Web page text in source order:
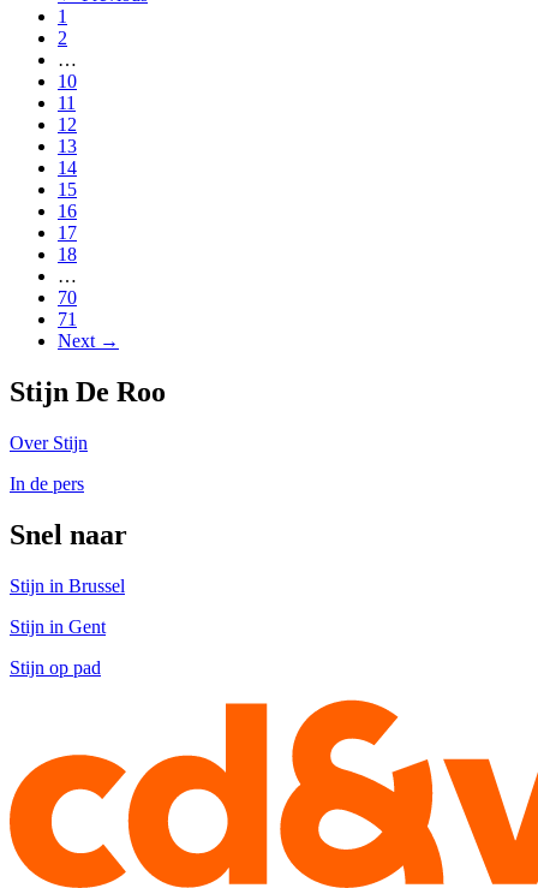
1
2
…
10
11
12
13
14
15
16
17
18
…
70
71
Next →
Stijn De Roo
Over Stijn
In de pers
Snel naar
Stijn in Brussel
Stijn in Gent
Stijn op pad